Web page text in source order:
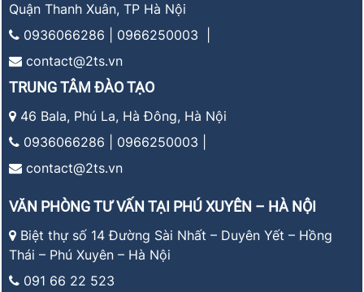
Quận Thanh Xuân, TP Hà Nội
0936066286 | 0966250003 |
contact@2ts.vn
TRUNG TÂM ĐÀO TẠO
46 Bala, Phú La, Hà Đông, Hà Nội
0936066286 | 0966250003 |
contact@2ts.vn
VĂN PHÒNG TƯ VẤN TẠI PHÚ XUYÊN – HÀ NỘI
Biệt thự số 14 Đường Sài Nhất – Duyên Yết – Hồng
Thái – Phú Xuyên – Hà Nội
091 66 22 523